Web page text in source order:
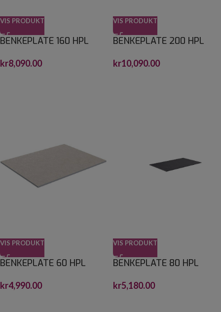
VIS PRODUKT
BENKEPLATE 160 HPL
kr8,090.00
VIS PRODUKT
BENKEPLATE 200 HPL
kr10,090.00
VIS PRODUKT
BENKEPLATE 60 HPL
kr4,990.00
VIS PRODUKT
BENKEPLATE 80 HPL
kr5,180.00